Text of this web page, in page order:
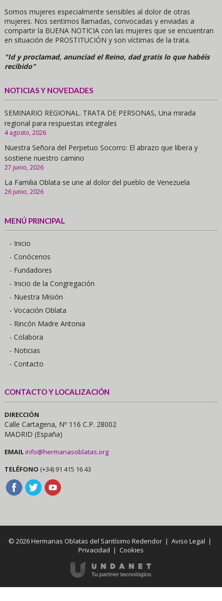
Somos mujeres especialmente sensibles al dolor de otras
mujeres. Nos sentimos llamadas, convocadas y enviadas a
compartir la BUENA NOTICIA con las mujeres que se encuentran
en situación de PROSTITUCIÓN y son víctimas de la trata.
"Id y proclamad, anunciad el Reino, dad gratis lo que habéis
recibido"
NOTICIAS Y NOVEDADES
SEMINARIO REGIONAL. TRATA DE PERSONAS, Una mirada
regional para respuestas integrales
4 agosto, 2026
Nuestra Señora del Perpetuo Socorro: El abrazo que libera y
sostiene nuestro camino
27 junio, 2026
La Familia Oblata se une al dolor del pueblo de Venezuela
26 junio, 2026
MENÚ PRINCIPAL
- Inicio
- Conócenos
- Fundadores
- Inicio de la Congregación
- Nuestra Misión
- Vocación Oblata
- Rincón Madre Antonia
- Colabora
- Noticias
- Contacto
CONTACTO Y LOCALIZACIÓN
DIRECCIÓN
Calle Cartagena, Nº 116 C.P. 28002
MADRID (España)
EMAILinfo@hermanasoblatas.org
TELÉFONO (+34) 91 415 16 43
© 2026 Hermanas Oblatas del Santísimo Redendor |Aviso Legal |
Privacidad | Cookies